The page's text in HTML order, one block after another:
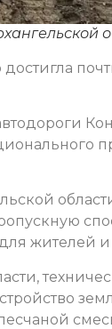
достигла
жителей и